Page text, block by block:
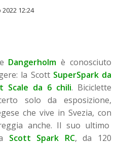
12:24
Dangerholm è conosciuto
la Scott SuperSpark da
Scale da 6 chili. Biciclette
solo da esposizione,
che vive in Svezia, con
anche. Il suo ultimo
Scott Spark RC, da 120